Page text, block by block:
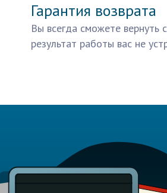
Гарантия возврата
Вы всегда сможете вернуть
результат работы вас не